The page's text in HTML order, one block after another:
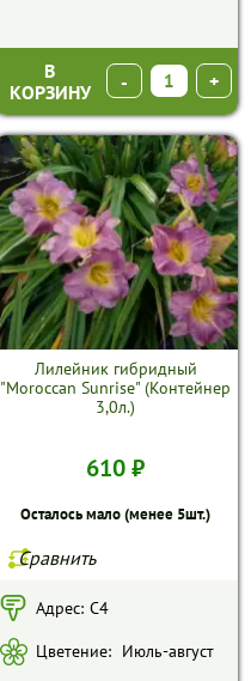
В
КОРЗИНУ
- +
Лилейник гибридный
"Moroccan Sunrise" (Контейнер
3,0л.)
610 ₽
Осталось мало (менее 5шт.)
Сравнить
Адрес: С4
Цветение: Июль-август